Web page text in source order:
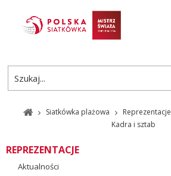
AKTUALNOŚCI
ROZGRYWKI
PL EN
Siatkówka plażowa Reprezentacje
Kadra i sztab
REPREZENTACJE
Aktualności